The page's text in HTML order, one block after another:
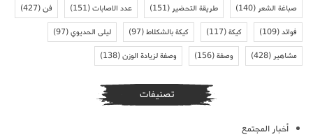
صباغة الشعر(140) طريقة التحضير(151) عدد الاصابات(151) فن(427)
فوائد(109) كيكة(117) كيكة بالشكلاط(97) ليلى الحديوي(97)
مشاهير(428) وصفة(156) وصفة لزيادة الوزن(138)
تصنيفات
أخبار المجتمع